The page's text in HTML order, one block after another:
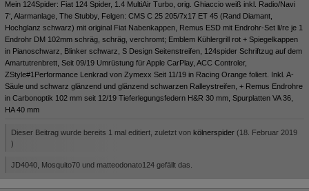
Mein 124Spider: Fiat 124 Spider, 1.4 MultiAir Turbo, orig. Ghiaccio weiß inkl. Radio/Navi
7‘, Alarmanlage, The Stubby, Felgen: CMS C 25 205/7x17 ET 45 (Rand Diamant,
Hochglanz schwarz) mit original Fiat Nabenkappen, Remus ESD mit Endrohr-Set li/re je 1
Endrohr DM 102mm schräg, schräg, verchromt; Emblem Kühlergrill rot + Spiegelkappen
in Pianoschwarz, Blinker schwarz, S Design Seitenstreifen, 124spider Schriftzug auf dem
Amartutrenbrett, Seit 09/19 Umrüstung für Apple CarPlay, ACC Controler,
ZStyle#1Performance Lenkrad von Zymexx Seit 11/19 in Racing Orange foliert. Inkl. A-
Säule und schwarz glänzend und glänzend schwarzen Ralleystreifen, + Remus Endrohre
in Carbonoptik 102 mm seit 12/19 Tieferlegungsfedern H&R 30 mm, Spurplatten VA 36,
HA 40 mm
Dieser Beitrag wurde bereits 1 mal editiert, zuletzt von kölnerspider (18. Februar 2019
)
JD4040, Mosquito70 und matteodonato124 gefällt das.